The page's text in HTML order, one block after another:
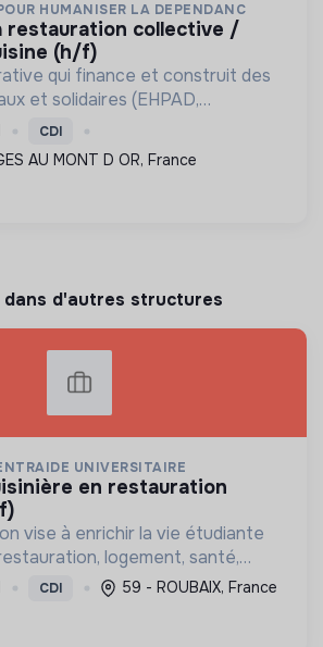
HUMANISER LA DEPENDANC
(h/f)
qui finance et construit des
et solidaires (EHPAD,
pour personnes fragilisées et
favorisant l'inclusion et la
CDI
AU MONT D OR, France
d'autres structures
UNIVERSITAIRE
vise à enrichir la vie étudiante
logement, santé,
sport, favorisant ainsi le bien-
des jeunes.
CDI 59 - ROUBAIX, France